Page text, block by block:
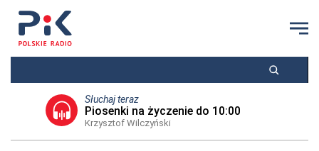
Słuchaj teraz
Piosenki na życzenie do 10:00
Krzysztof Wilczyński